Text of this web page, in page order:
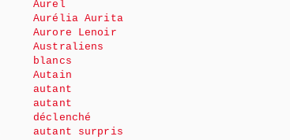
Aurel
Aurélia Aurita
Aurore Lenoir
Australiens
blancs
Autain
autant
autant
déclenché
autant surpris